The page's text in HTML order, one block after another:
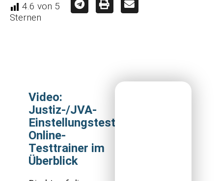
4.6 von 5
Sternen
Video:
Justiz-/JVA-
Einstellungstest
Online-
Testtrainer im
Überblick